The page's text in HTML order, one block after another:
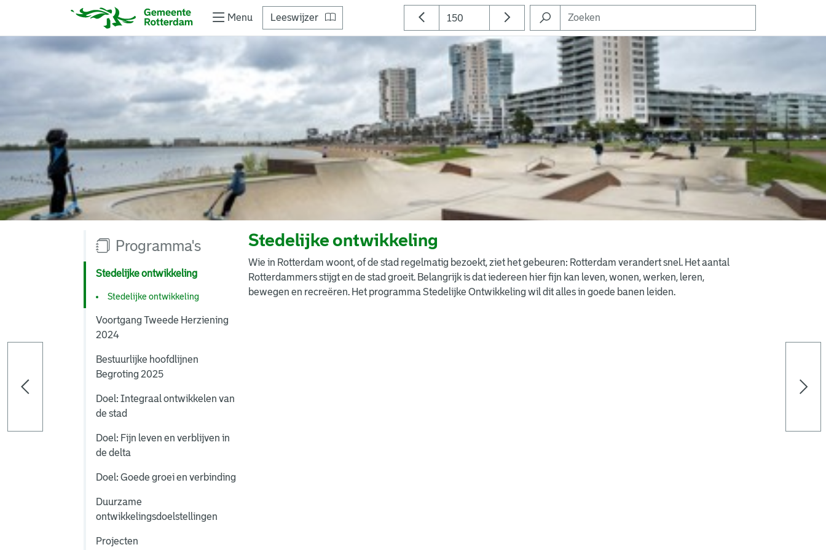
Menu Leeswijzer
Programma's
Stedelijke ontwikkeling
Stedelijke ontwikkeling
Voortgang Tweede Herziening
2024
Bestuurlijke hoofdlijnen
Begroting 2025
Doel: Integraal ontwikkelen van
de stad
Doel: Fijn leven en verblijven in
de delta
Doel: Goede groei en verbinding
Duurzame
ontwikkelingsdoelstellingen
Projecten
Stedelijke ontwikkeling
Wie in Rotterdam woont, of de stad regelmatig bezoekt, ziet het gebeuren: Rotterdam verandert snel. Het aantal
Rotterdammers stijgt en de stad groeit. Belangrijk is dat iedereen hier fijn kan leven, wonen, werken, leren,
bewegen en recreëren. Het programma Stedelijke Ontwikkeling wil dit alles in goede banen leiden.